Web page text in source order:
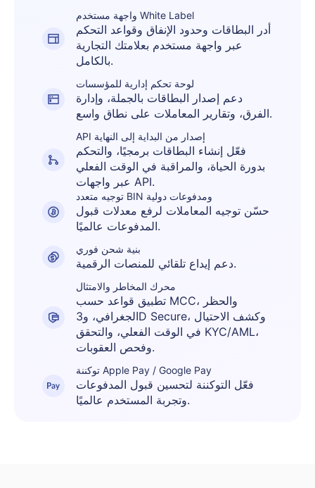
واجهة مستخدم White Label
أدر البطاقات وحدود الإنفاق وقواعد التحكم
عبر واجهة مستخدم بعلامتك التجارية
بالكامل.
لوحة تحكم إدارية للمؤسسات
دعم إصدار البطاقات بالجملة، وإدارة
الفرق، وتقارير المعاملات على نطاق واسع.
API إصدار من البداية إلى النهاية
فعّل إنشاء البطاقات برمجيًا، والتحكم
بدورة الحياة، والمراقبة في الوقت الفعلي
عبر واجهات API.
توجيه متعدد BIN ومدفوعات دولية
حسّن توجيه المعاملات لرفع معدلات قبول
المدفوعات عالميًا.
بنية شحن فوري
دعم إيداع تلقائي للمنصات الرقمية.
محرك المخاطر والامتثال
تطبيق قواعد حسب MCC، والحظر
الجغرافي، و3D Secure، وكشف الاحتيال
في الوقت الفعلي، والتحقق KYC/AML،
وفحص العقوبات.
توكننة Apple Pay / Google Pay
فعّل التوكننة لتحسين قبول المدفوعات
وتجربة المستخدم عالميًا.